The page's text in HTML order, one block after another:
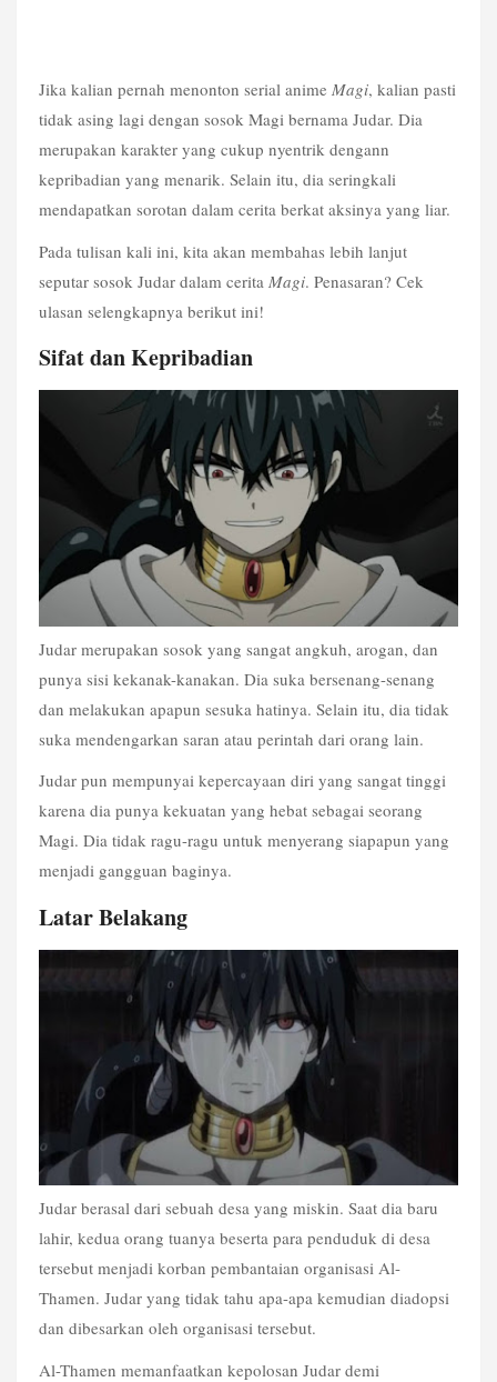
Jika kalian pernah menonton serial anime Magi, kalian pasti
tidak asing lagi dengan sosok Magi bernama Judar. Dia
merupakan karakter yang cukup nyentrik dengann
kepribadian yang menarik. Selain itu, dia seringkali
mendapatkan sorotan dalam cerita berkat aksinya yang liar.
Pada tulisan kali ini, kita akan membahas lebih lanjut
seputar sosok Judar dalam cerita Magi. Penasaran? Cek
ulasan selengkapnya berikut ini!
Sifat dan Kepribadian
Judar merupakan sosok yang sangat angkuh, arogan, dan
punya sisi kekanak-kanakan. Dia suka bersenang-senang
dan melakukan apapun sesuka hatinya. Selain itu, dia tidak
suka mendengarkan saran atau perintah dari orang lain.
Judar pun mempunyai kepercayaan diri yang sangat tinggi
karena dia punya kekuatan yang hebat sebagai seorang
Magi. Dia tidak ragu-ragu untuk menyerang siapapun yang
menjadi gangguan baginya.
Latar Belakang
Judar berasal dari sebuah desa yang miskin. Saat dia baru
lahir, kedua orang tuanya beserta para penduduk di desa
tersebut menjadi korban pembantaian organisasi Al-
Thamen. Judar yang tidak tahu apa-apa kemudian diadopsi
dan dibesarkan oleh organisasi tersebut.
Al-Thamen memanfaatkan kepolosan Judar demi